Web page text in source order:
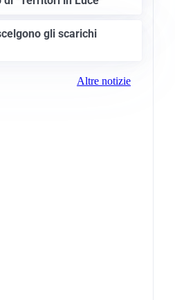
gli scarichi
Altre notizie